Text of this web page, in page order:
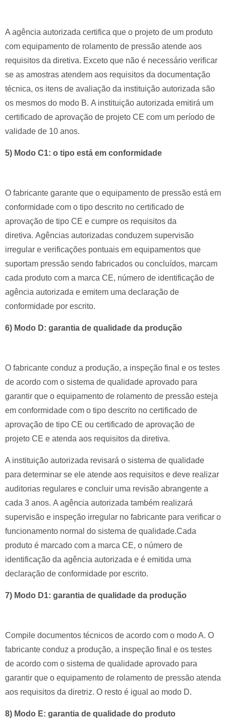
A agência autorizada certifica que o projeto de um produto
com equipamento de rolamento de pressão atende aos
requisitos da diretiva. Exceto que não é necessário verificar
se as amostras atendem aos requisitos da documentação
técnica, os itens de avaliação da instituição autorizada são
os mesmos do modo B. A instituição autorizada emitirá um
certificado de aprovação de projeto CE com um período de
validade de 10 anos.
5) Modo C1: o tipo está em conformidade
O fabricante garante que o equipamento de pressão está em
conformidade com o tipo descrito no certificado de
aprovação de tipo CE e cumpre os requisitos da
diretiva. Agências autorizadas conduzem supervisão
irregular e verificações pontuais em equipamentos que
suportam pressão sendo fabricados ou concluídos, marcam
cada produto com a marca CE, número de identificação de
agência autorizada e emitem uma declaração de
conformidade por escrito.
6) Modo D: garantia de qualidade da produção
O fabricante conduz a produção, a inspeção final e os testes
de acordo com o sistema de qualidade aprovado para
garantir que o equipamento de rolamento de pressão esteja
em conformidade com o tipo descrito no certificado de
aprovação de tipo CE ou certificado de aprovação de
projeto CE e atenda aos requisitos da diretiva.
A instituição autorizada revisará o sistema de qualidade
para determinar se ele atende aos requisitos e deve realizar
auditorias regulares e concluir uma revisão abrangente a
cada 3 anos. A agência autorizada também realizará
supervisão e inspeção irregular no fabricante para verificar o
funcionamento normal do sistema de qualidade.Cada
produto é marcado com a marca CE, o número de
identificação da agência autorizada e é emitida uma
declaração de conformidade por escrito.
7) Modo D1: garantia de qualidade da produção
Compile documentos técnicos de acordo com o modo A. O
fabricante conduz a produção, a inspeção final e os testes
de acordo com o sistema de qualidade aprovado para
garantir que o equipamento de rolamento de pressão atenda
aos requisitos da diretriz. O resto é igual ao modo D.
8) Modo E: garantia de qualidade do produto